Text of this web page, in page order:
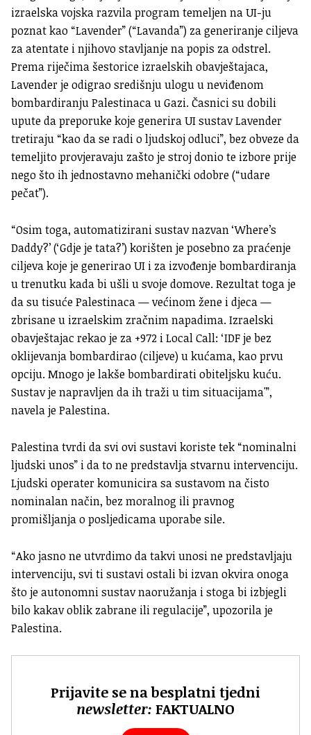
izraelska vojska razvila program temeljen na UI-ju
poznat kao “Lavender” (“Lavanda”) za generiranje ciljeva
za atentate i njihovo stavljanje na popis za odstrel.
Prema riječima šestorice izraelskih obavještajaca,
Lavender je odigrao središnju ulogu u neviđenom
bombardiranju Palestinaca u Gazi. Časnici su dobili
upute da preporuke koje generira UI sustav Lavender
tretiraju “kao da se radi o ljudskoj odluci”, bez obveze da
temeljito provjeravaju zašto je stroj donio te izbore prije
nego što ih jednostavno mehanički odobre (“udare
pečat”).
“Osim toga, automatizirani sustav nazvan ‘Where’s
Daddy?’ (‘Gdje je tata?’) korišten je posebno za praćenje
ciljeva koje je generirao UI i za izvođenje bombardiranja
u trenutku kada bi ušli u svoje domove. Rezultat toga je
da su tisuće Palestinaca — većinom žene i djeca —
zbrisane u izraelskim zračnim napadima. Izraelski
obavještajac rekao je za +972 i Local Call: ‘IDF je bez
oklijevanja bombardirao (ciljeve) u kućama, kao prvu
opciju. Mnogo je lakše bombardirati obiteljsku kuću.
Sustav je napravljen da ih traži u tim situacijama'”,
navela je Palestina.
Palestina tvrdi da svi ovi sustavi koriste tek “nominalni
ljudski unos” i da to ne predstavlja stvarnu intervenciju.
Ljudski operater komunicira sa sustavom na čisto
nominalan način, bez moralnog ili pravnog
promišljanja o posljedicama uporabe sile.
“Ako jasno ne utvrdimo da takvi unosi ne predstavljaju
intervenciju, svi ti sustavi ostali bi izvan okvira onoga
što je autonomni sustav naoružanja i stoga bi izbjegli
bilo kakav oblik zabrane ili regulacije”, upozorila je
Palestina.
Prijavite se na besplatni tjedni
newsletter: FAKTUALNO